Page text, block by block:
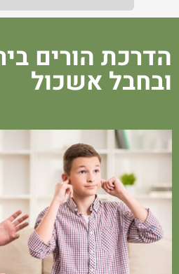
הדרכת הורים
ובחבל אשכול